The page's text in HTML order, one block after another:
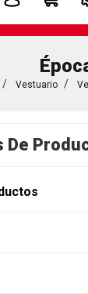
Vestuario
De